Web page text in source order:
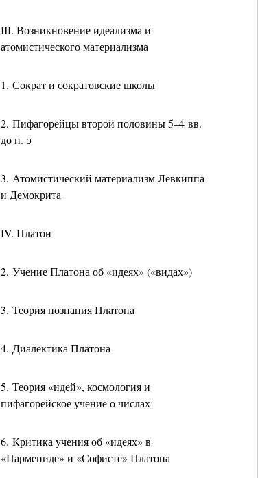
III. Возникновение идеализма и
атомистического материализма
1. Сократ и сократовские школы
2. Пифагорейцы второй половины 5–4 вв.
до н. э
3. Атомистический материализм Левкиппа
и Демокрита
IV. Платон
2. Учение Платона об «идеях» («видах»)
3. Теория познания Платона
4. Диалектика Платона
5. Теория «идей», космология и
пифагорейское учение о числах
6. Критика учения об «идеях» в
«Пармениде» и «Софисте» Платона